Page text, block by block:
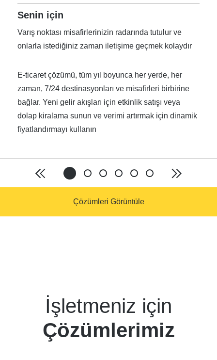
Senin için
Varış noktası misafirlerinizin radarında tutulur ve
onlarla istediğiniz zaman iletişime geçmek kolaydır
E-ticaret çözümü, tüm yıl boyunca her yerde, her
zaman, 7/24 destinasyonları ve misafirleri birbirine
bağlar. Yeni gelir akışları için etkinlik satışı veya
dolap kiralama sunun ve verimi artırmak için dinamik
fiyatlandırmayı kullanın
Çözümleri Görüntüle
İşletmeniz için
Çözümlerimiz